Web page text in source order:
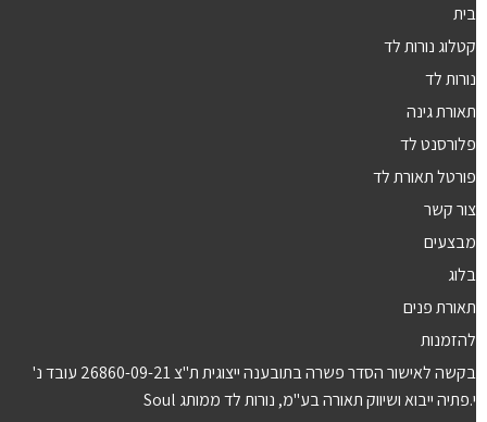
בית
קטלוג נורות לד
נורות לד
תאורת גינה
פלורסנט לד
פורטל תאורת לד
צור קשר
מבצעים
בלוג
תאורת פנים
להזמנות
בקשה לאישור הסדר פשרה בתובענה ייצוגית ת"צ 26860-09-21 עובד נ'
י.פתיה ייבוא ושיווק תאורה בע"מ, נורות לד ממותג Soul